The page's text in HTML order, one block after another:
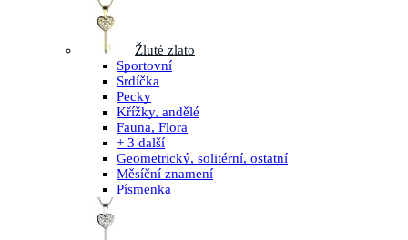
Žluté zlato
Sportovní
Srdíčka
Pecky
Křížky, andělé
Fauna, Flora
+ 3 další
Geometrický, solitérní, ostatní
Měsíční znamení
Písmenka